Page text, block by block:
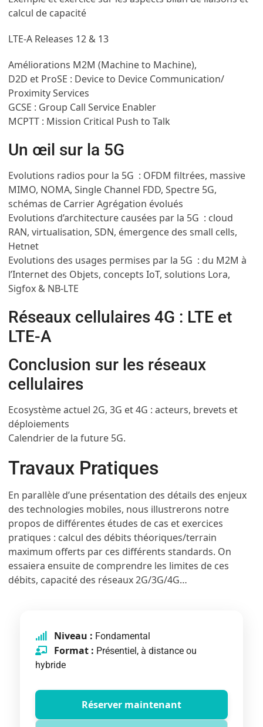
calcul de capacité
LTE-A Releases 12 & 13
Améliorations M2M (Machine to Machine),
D2D et ProSE : Device to Device Communication/
Proximity Services
GCSE : Group Call Service Enabler
MCPTT : Mission Critical Push to Talk
Un œil sur la 5G
Evolutions radios pour la 5G : OFDM filtrées, massive
MIMO, NOMA, Single Channel FDD, Spectre 5G,
schémas de Carrier Agrégation évolués
Evolutions d’architecture causées par la 5G : cloud
RAN, virtualisation, SDN, émergence des small cells,
Hetnet
Evolutions des usages permises par la 5G : du M2M à
l’Internet des Objets, concepts IoT, solutions Lora,
Sigfox & NB-LTE
Réseaux cellulaires 4G : LTE et
LTE-A
Conclusion sur les réseaux
cellulaires
Ecosystème actuel 2G, 3G et 4G : acteurs, brevets et
déploiements
Calendrier de la future 5G.
Travaux Pratiques
En parallèle d’une présentation des détails des enjeux
des technologies mobiles, nous illustrerons notre
propos de différentes études de cas et exercices
pratiques : calcul des débits théoriques/terrain
maximum offerts par ces différents standards. On
essaiera ensuite de comprendre les limites de ces
débits, capacité des réseaux 2G/3G/4G…
Niveau : Fondamental
Format : Présentiel, à distance ou
hybride
Réserver maintenant